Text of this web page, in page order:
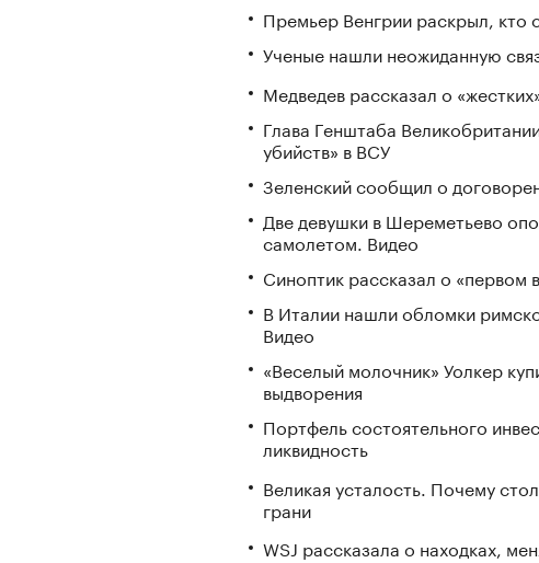
Премьер Венгрии раскрыл, кто
Ученые нашли неожиданную
Медведев рассказал о
Глава Генштаба
убийств» в ВСУ
Зеленский сообщил о
Две девушки в Шереметьево
самолетом. Видео
Синоптик рассказал о «первом
В Италии нашли обломки
Видео
«Веселый молочник» Уолкер
выдворения
Портфель состоятельного
ликвидность
Великая усталость. Почему
грани
WSJ рассказала о находках,